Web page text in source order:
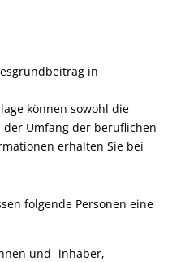
in
können sowohl die
Umfang der beruflichen
erhalten Sie bei
folgende Personen eine
und -inhaber,